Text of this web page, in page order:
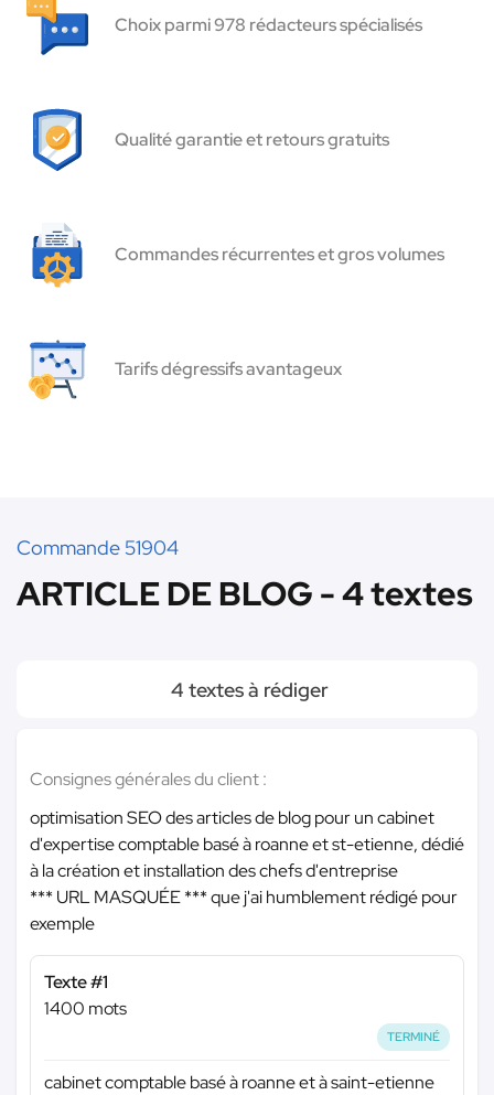
Choix parmi 978 rédacteurs spécialisés
Qualité garantie et retours gratuits
Commandes récurrentes et gros volumes
Tarifs dégressifs avantageux
Commande 51904
ARTICLE DE BLOG - 4 textes
4 textes à rédiger
Consignes générales du client :
optimisation SEO des articles de blog pour un cabinet
d'expertise comptable basé à roanne et st-etienne, dédié
à la création et installation des chefs d'entreprise
*** URL MASQUÉE ***que j'ai humblement rédigé pour
exemple
Texte #1
1400 mots
TERMINÉ
cabinet comptable basé à roanne et à saint-etienne